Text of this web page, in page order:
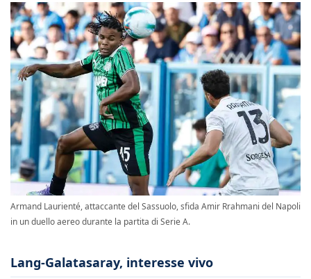
Armand Laurienté, attaccante del Sassuolo, sfida Amir Rrahmani del Napoli
in un duello aereo durante la partita di Serie A.
Lang-Galatasaray, interesse vivo